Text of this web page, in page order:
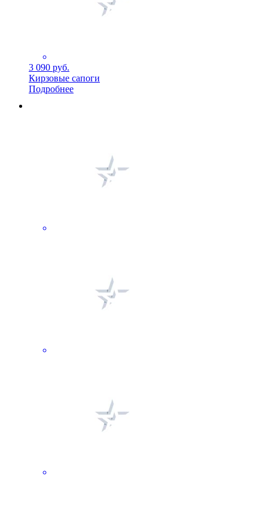
3 090 руб.
Кирзовые сапоги
Подробнее